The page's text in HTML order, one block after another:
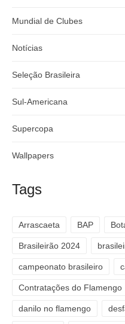
Mundial de Clubes
Notícias
Seleção Brasileira
Sul-Americana
Supercopa
Wallpapers
Tags
Arrascaeta BAP
Brasileirão 2024
campeonato brasileiro
Contratações do Flamengo
danilo no flamengo